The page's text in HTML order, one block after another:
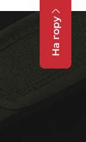
На гору